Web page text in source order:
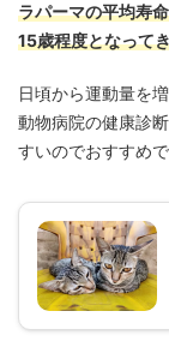
ラパーマの平均寿
15歳程度となって
日頃から運動量を
動物病院の健康診
すいのでおすすめで